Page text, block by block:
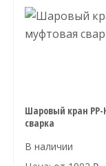
Шаровый кран PP-
сварка